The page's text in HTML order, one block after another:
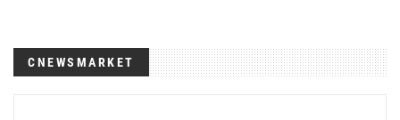
CNEWSMARKET